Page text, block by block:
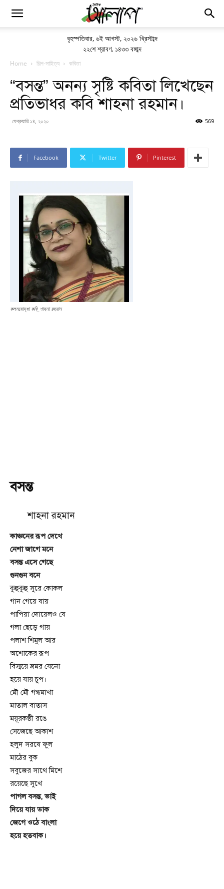
বৃহস্পতিবার, ৬ই আগস্ট, ২০২৬ খ্রিস্টাব্দ
২২শে শ্রাবণ, ১৪৩৩ বঙ্গাব্দ
Home শিল্প-সাহিত্য কবিতা
“বসন্ত” অনন্য সৃষ্টি কবিতা লিখেছেন
প্রতিভাধর কবি শাহনা রহমান।
ফেব্রুয়ারি ১৪, ২০২০ 569
Facebook Twitter Pinterest
কলমযোদ্ধা কবি_শাহনা রহমান
বসন্ত
শাহনা রহমান
কাঞ্চনের রূপ দেখে
নেশা জাগে মনে
বসন্ত এসে গেছে
গুনগুন বনে
কুহুকুহু সুরে কোকল
গান গেয়ে যায়
পাপিয়া দোয়েলও যে
গলা ছেড়ে গায়
পলাশ শিমুল আর
অশোকের রূপ
বিস্ময়ে ভ্রমর যেনো
হয়ে যায় চুপ।
মৌ মৌ গন্ধমাখা
মাতাল বাতাস
ময়ূরকণ্ঠী রঙে
সেজেছে আকাশ
হলুদ সরষে ফুল
মাঠের বুক
সবুজের সাথে মিশে
রয়েছে সুখে
পাগল বসন্ত, ভাই
দিয়ে যায় ডাক
জেগে ওঠে বাংলা
হয়ে হতবাক।